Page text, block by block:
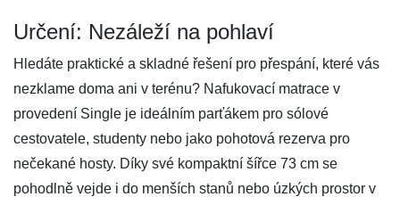
Určení: Nezáleží na pohlaví
Hledáte praktické a skladné řešení pro přespání, které vás
nezklame doma ani v terénu? Nafukovací matrace v
provedení Single je ideálním parťákem pro sólové
cestovatele, studenty nebo jako pohotová rezerva pro
nečekané hosty. Díky své kompaktní šířce 73 cm se
pohodlně vejde i do menších stanů nebo úzkých prostor v